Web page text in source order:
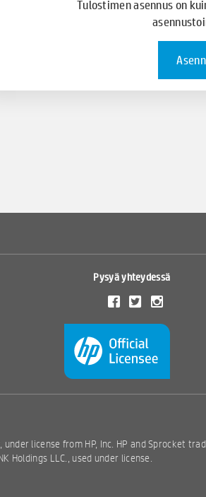
Tulostimen asennus on
Pysyä yhteydessä
license from HP, Inc. HP and Sprocket
Holdings LLC., used under license.